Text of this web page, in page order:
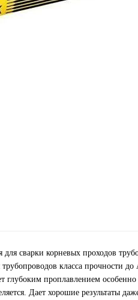
сварки корневых проходов
класса прочности
глубоким проплавлением
Дает хорошие результаты